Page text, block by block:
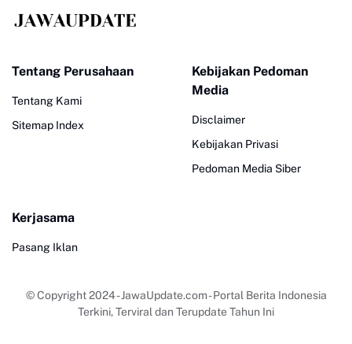
Tentang Perusahaan
Tentang Kami
Sitemap Index
Kebijakan Pedoman
Media
Disclaimer
Kebijakan Privasi
Pedoman Media Siber
Kerjasama
Pasang Iklan
© Copyright 2024-JawaUpdate.com - Portal Berita Indonesia
Terkini, Terviral dan Terupdate Tahun Ini